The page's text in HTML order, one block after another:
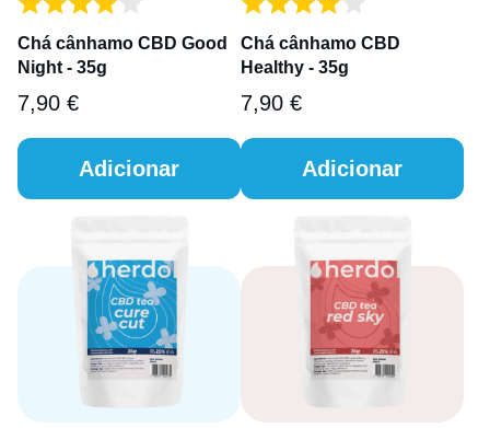
Chá cânhamo CBD Good
Night - 35g
7,90 €
Adicionar
Chá cânhamo CBD
Healthy - 35g
7,90 €
Adicionar